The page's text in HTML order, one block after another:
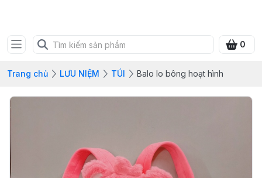
0
Trang chủ LƯU NIỆM TÚI Balo lo bông hoạt hình